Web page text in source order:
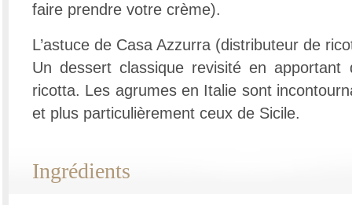
faire prendre votre crème).
L’astuce de Casa Azzurra (distributeur de
Un dessert classique revisité en
ricotta. Les agrumes en Italie sont
et plus particulièrement ceux de Sicile.
Ingrédients